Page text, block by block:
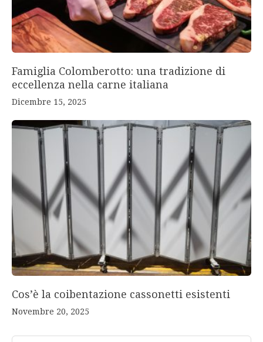
Famiglia Colomberotto: una tradizione di
eccellenza nella carne italiana
Dicembre 15, 2025
Cos’è la coibentazione cassonetti esistenti
Novembre 20, 2025